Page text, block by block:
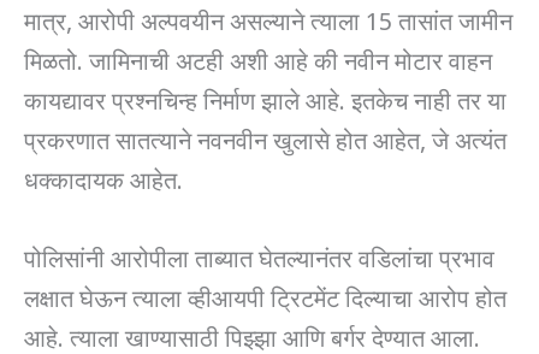
मात्र, आरोपी अल्पवयीन असल्याने त्याला 15 तासांत जामीन
मिळतो. जामिनाची अटही अशी आहे की नवीन मोटार वाहन
कायद्यावर प्रश्नचिन्ह निर्माण झाले आहे. इतकेच नाही तर या
प्रकरणात सातत्याने नवनवीन खुलासे होत आहेत, जे अत्यंत
धक्कादायक आहेत.
पोलिसांनी आरोपीला ताब्यात घेतल्यानंतर वडिलांचा प्रभाव
लक्षात घेऊन त्याला व्हीआयपी ट्रिटमेंट दिल्याचा आरोप होत
आहे. त्याला खाण्यासाठी पिझ्झा आणि बर्गर देण्यात आला.